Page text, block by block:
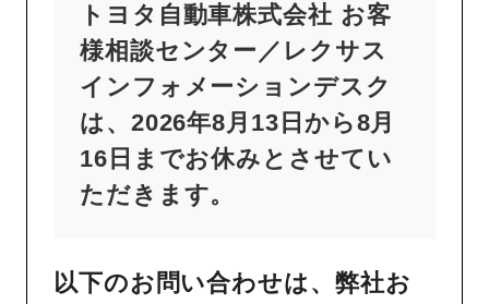
トヨタ自動車株式会社 お客
様相談センター／レクサス
インフォメーションデスク
は、2026年8月13日から8月
16日までお休みとさせてい
ただきます。
以下のお問い合わせは、弊社お